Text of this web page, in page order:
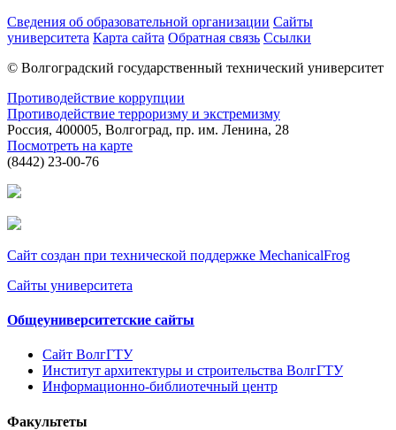
Сведения об образовательной организации Сайты
университета Карта сайта Обратная связь Ссылки
© Волгоградский государственный технический университет
Противодействие коррупции
Противодействие терроризму и экстремизму
Россия, 400005, Волгоград, пр. им. Ленина, 28
Посмотреть на карте
(8442) 23-00-76
Сайт создан при технической поддержке MechanicalFrog
Сайты университета
Общеуниверситетские сайты
Сайт ВолгГТУ
Институт архитектуры и строительства ВолгГТУ
Информационно-библиотечный центр
Факультеты